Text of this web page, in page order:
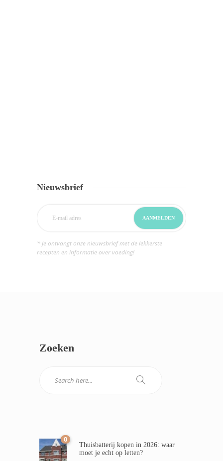
Nieuwsbrief
* Je ontvangt onze nieuwsbrief met de lekkerste
recepten en informatie over voeding!
Zoeken
0
Thuisbatterij kopen in 2026: waar
moet je echt op letten?